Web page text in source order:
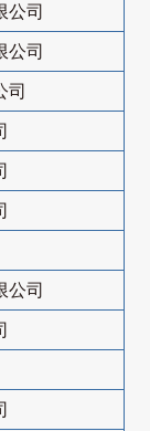
公司
公司
司
公司